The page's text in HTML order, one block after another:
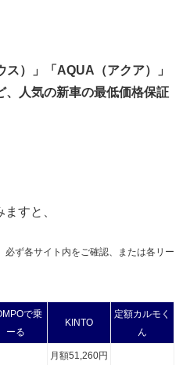
ス）」「AQUA（アクア）」
、人気の新車の最低価格保証
すと、
ず各サイト内をご確認、または各リー
で乗
ーる
KINTO
定額カルモく
ん
月額51,260円